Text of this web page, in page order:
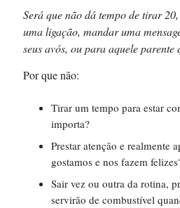
Será que não dá tempo de tirar
uma ligação, mandar uma
seus avós, ou para aquele parente
Por que não:
Tirar um tempo para estar
importa?
Prestar atenção e realmente
gostamos e nos fazem
Sair vez ou outra da rotina,
servirão de combustível